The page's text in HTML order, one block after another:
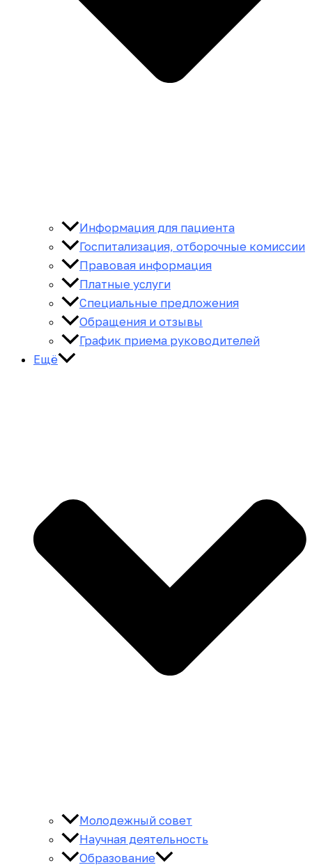
Информация для пациента
Госпитализация, отборочные комиссии
Правовая информация
Платные услуги
Специальные предложения
Обращения и отзывы
График приема руководителей
Ещё
Молодежный совет
Научная деятельность
Образование